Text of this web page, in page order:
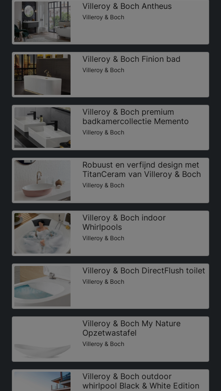
Villeroy & Boch Antheus
Villeroy & Boch
Villeroy & Boch Finion bad
Villeroy & Boch
Villeroy & Boch premium
badkamercollectie Memento
Villeroy & Boch
Robuust en verfijnd design met
TitanCeram van Villeroy & Boch
Villeroy & Boch
Villeroy & Boch indoor
Whirlpools
Villeroy & Boch
Villeroy & Boch DirectFlush toilet
Villeroy & Boch
Villeroy & Boch My Nature
Opzetwastafel
Villeroy & Boch
Villeroy & Boch outdoor
whirlpool Black & White Edition